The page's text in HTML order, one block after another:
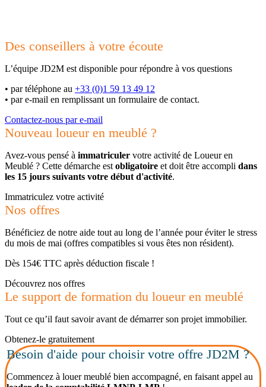
Des conseillers à votre écoute
L’équipe JD2M est disponible pour répondre à vos questions
• par téléphone au +33 (0)1 59 13 49 12
• par e-mail en remplissant un formulaire de contact.
Contactez-nous par e-mail
Nouveau loueur en meublé ?
Avez-vous pensé à immatriculer votre activité de Loueur en
Meublé ? Cette démarche estobligatoire et doit être accompli dans
les 15 jours suivants votre début d'activité.
Immatriculez votre activité
Nos offres
Bénéficiez de notre aide tout au long de l’année pour éviter le stress
du mois de mai (offres compatibles si vous êtes non résident).
Dès 154€ TTC après déduction fiscale !
Découvrez nos offres
Le support de formation du loueur en meublé
Tout ce qu’il faut savoir avant de démarrer son projet immobilier.
Obtenez-le gratuitement
Besoin d'aide pour choisir votre offre JD2M ?
Commencez à louer meublé bien accompagné, en faisant appel au